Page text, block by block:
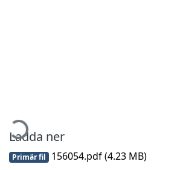
Ladda ner
Primär fil 156054.pdf(4.23 MB)